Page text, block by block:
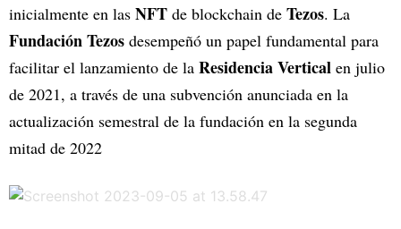
inicialmente en las NFT de blockchain de Tezos. La
Fundación Tezos desempeñó un papel fundamental para
facilitar el lanzamiento de la Residencia Vertical en julio
de 2021, a través de una subvención anunciada en la
actualización semestral de la fundación en la segunda
mitad de 2022